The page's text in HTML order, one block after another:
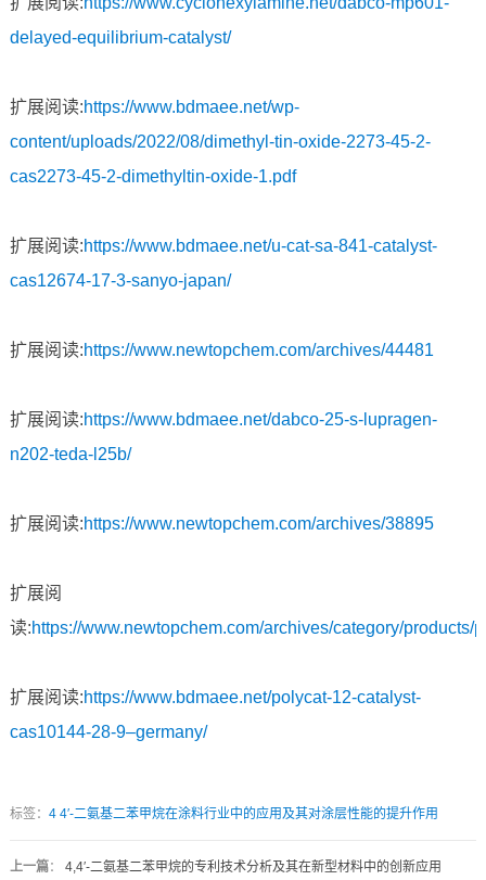
delayed-equilibrium-catalyst/
扩展阅读:https://www.bdmaee.net/wp-
content/uploads/2022/08/dimethyl-tin-oxide-2273-45-2-
cas2273-45-2-dimethyltin-oxide-1.pdf
扩展阅读:https://www.bdmaee.net/u-cat-sa-841-catalyst-
cas12674-17-3-sanyo-japan/
扩展阅读:https://www.newtopchem.com/archives/44481
扩展阅读:https://www.bdmaee.net/dabco-25-s-lupragen-
n202-teda-l25b/
扩展阅读:https://www.newtopchem.com/archives/38895
扩展阅
读:https://www.newtopchem.com/archives/category/products/
扩展阅读:https://www.bdmaee.net/polycat-12-catalyst-
cas10144-28-9–germany/
标签： 4 4′-二氨基二苯甲烷在涂料行业中的应用及其对涂层性能的提升作用
上一篇： 4,4′-二氨基二苯甲烷的专利技术分析及其在新型材料中的创新应用